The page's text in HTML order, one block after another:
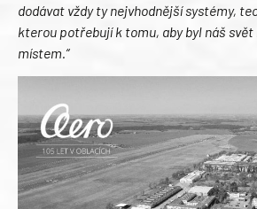
dodávat vždy ty nejvhodnější systémy,
kterou potřebují k tomu, aby byl náš
místem.“